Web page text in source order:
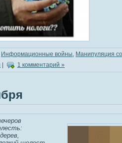
Информационные войны, Манипуляция
1 комментарий »